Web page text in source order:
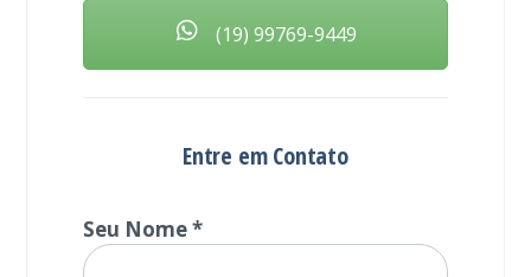
(19) 99769-9449
Entre em Contato
Seu Nome *